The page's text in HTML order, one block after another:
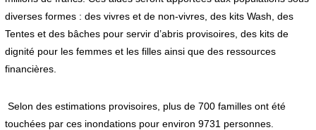
diverses formes : des vivres et de non-vivres, des kits Wash, des
Tentes et des bâches pour servir d’abris provisoires, des kits de
dignité pour les femmes et les filles ainsi que des ressources
financières.
Selon des estimations provisoires, plus de 700 familles ont été
touchées par ces inondations pour environ 9731 personnes.